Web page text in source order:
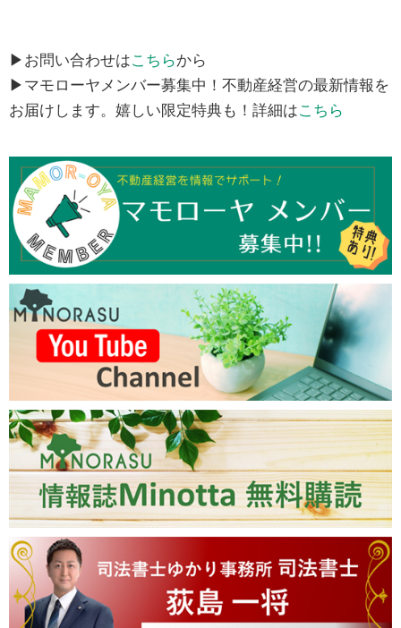
▶お問い合わせはこちらから
▶マモローヤメンバー募集中！不動産経営の最新情報を
お届けします。嬉しい限定特典も！詳細はこちら